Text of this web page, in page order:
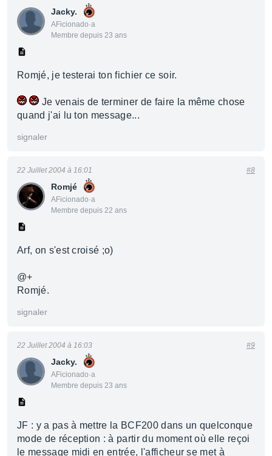
Jacky.
AFicionado·a
Membre depuis 23 ans
Romjé, je testerai ton fichier ce soir.
Je venais de terminer de faire la même chose
quand j'ai lu ton message...
signaler
Romjé
AFicionado·a
Membre depuis 22 ans
22 Juillet 2004 à 16:01 #8
Arf, on s'est croisé ;o)
@+
Romjé.
signaler
Jacky.
AFicionado·a
Membre depuis 23 ans
22 Juillet 2004 à 16:03 #9
JF : y a pas à mettre la BCF200 dans un quelconque
mode de réception : à partir du moment où elle reçoi
le message midi en entrée, l'afficheur se met à